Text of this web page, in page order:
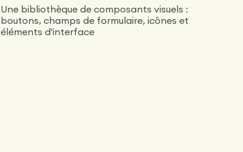
Une bibliothèque de composants visuels :
boutons, champs de formulaire, icônes et
éléments d'interface